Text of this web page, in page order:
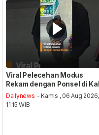
Viral Pelecehan Modus
Rekam dengan Ponsel di
Dailynews - Kamis , 06 Aug 2026,
11:15 WIB